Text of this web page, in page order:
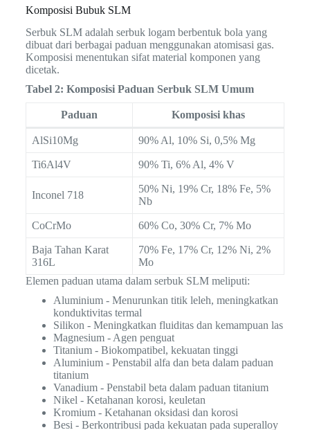
Komposisi Bubuk SLM
Serbuk SLM adalah serbuk logam berbentuk bola yang
dibuat dari berbagai paduan menggunakan atomisasi gas.
Komposisi menentukan sifat material komponen yang
dicetak.
Tabel 2: Komposisi Paduan Serbuk SLM Umum
Paduan Komposisi khas
AlSi10Mg 90% Al, 10% Si, 0,5% Mg
Ti6Al4V 90% Ti, 6% Al, 4% V
Inconel 718
50% Ni, 19% Cr, 18% Fe, 5%
Nb
CoCrMo 60% Co, 30% Cr, 7% Mo
Baja Tahan Karat
316L
70% Fe, 17% Cr, 12% Ni, 2%
Mo
Elemen paduan utama dalam serbuk SLM meliputi:
Aluminium - Menurunkan titik leleh, meningkatkan
konduktivitas termal
Silikon - Meningkatkan fluiditas dan kemampuan las
Magnesium - Agen penguat
Titanium - Biokompatibel, kekuatan tinggi
Aluminium - Penstabil alfa dan beta dalam paduan
titanium
Vanadium - Penstabil beta dalam paduan titanium
Nikel - Ketahanan korosi, keuletan
Kromium - Ketahanan oksidasi dan korosi
Besi - Berkontribusi pada kekuatan pada superalloy